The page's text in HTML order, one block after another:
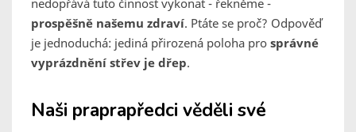
nedopřává tuto činnost vykonat - řekněme -
prospěšně našemu zdraví. Ptáte se proč? Odpověď
je jednoduchá: jediná přirozená poloha pro správné
vyprázdnění střev je dřep.
Naši praprapředci věděli své